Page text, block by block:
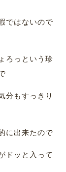
ではないので
ろっという珍
分もすっきり
に出来たので
ドッと入って